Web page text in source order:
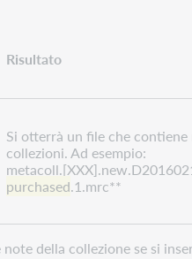
Risultato
Si otterrà un file che
collezioni. Ad esempio:
purchased.1.mrc**
della collezione se si